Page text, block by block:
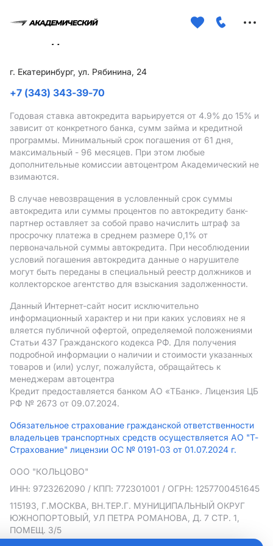
г. Екатеринбург, ул. Рябинина, 24
+7 (343) 343-39-70
Годовая ставка автокредита варьируется от 4.9% до 15% и
зависит от конкретного банка, сумм займа и кредитной
программы. Минимальный срок погашения от 61 дня,
максимальный - 96 месяцев. При этом любые
дополнительные комиссии автоцентром Академический не
взимаются.
В случае невозвращения в условленный срок суммы
автокредита или суммы процентов по автокредиту банк-
партнер оставляет за собой право начислить штраф за
просрочку платежа в среднем размере 0,1% от
первоначальной суммы автокредита. При несоблюдении
условий погашения автокредита данные о нарушителе
могут быть переданы в специальный реестр должников и
коллекторское агентство для взыскания задолженности.
Данный Интернет-сайт носит исключительно
информационный характер и ни при каких условиях не я
вляется публичной офертой, определяемой положениями
Статьи 437 Гражданского кодекса РФ. Для получения
подробной информации о наличии и стоимости указанных
товаров и (или) услуг, пожалуйста, обращайтесь к
менеджерам автоцентра
Кредит предоставляется банком АO «ТБанк». Лицензия ЦБ
РФ № 2673 от 09.07.2024.
Обязательное страхование гражданской ответственности
владельцев транспортных средств осуществляется АО "Т-
Страхование" лицензии ОС № 0191-03 от 01.07.2024 г.
ООО "КОЛЬЦОВО"
ИНН: 9723262090 / КПП: 772301001 / ОГРН: 1257700451645
115193, Г.МОСКВА, ВН.ТЕР.Г. МУНИЦИПАЛЬНЫЙ ОКРУГ
ЮЖНОПОРТОВЫЙ, УЛ ПЕТРА РОМАНОВА, Д. 7 СТР. 1,
ПОМЕЩ. 3/5